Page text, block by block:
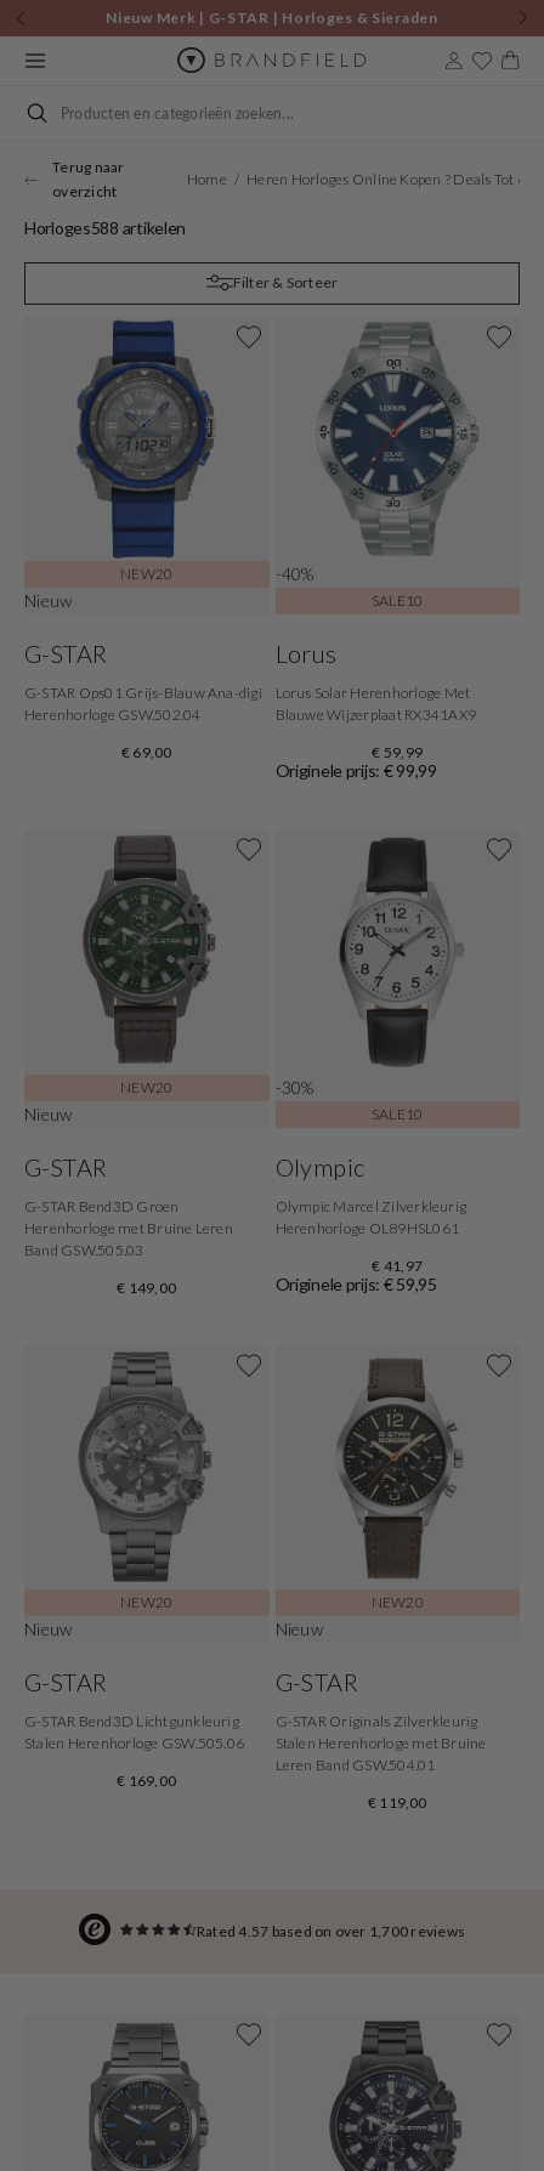
Skip to
content
Nieuw Merk | G-STAR | Horloges & Sieraden
Cart
Search
Terug naar
overzicht
Home Heren Horloges Online Kopen ? Deals Tot
Horloges588 artikelen
Filter & Sorteer
Rated 4.57 based on over 1,700 reviews
NEW20
Nieuw
G-STAR
G-STAR Ops01 Grijs-Blauw Ana-digi
Herenhorloge GSW.502.04
€ 69,00
-40%
SALE10
Lorus
Lorus Solar Herenhorloge Met
Blauwe Wijzerplaat RX341AX9
€ 59,99
Originele prijs: € 99,99
NEW20
Nieuw
G-STAR
G-STAR Bend3D Groen
Herenhorloge met Bruine Leren
Band GSW.505.03
€ 149,00
-30%
SALE10
Olympic
Olympic Marcel Zilverkleurig
Herenhorloge OL89HSL061
€ 41,97
Originele prijs: € 59,95
NEW20
Nieuw
G-STAR
G-STAR Bend3D Lichtgunkleurig
Stalen Herenhorloge GSW.505.06
€ 169,00
NEW20
Nieuw
G-STAR
G-STAR Originals Zilverkleurig
Stalen Herenhorloge met Bruine
Leren Band GSW.504.01
€ 119,00